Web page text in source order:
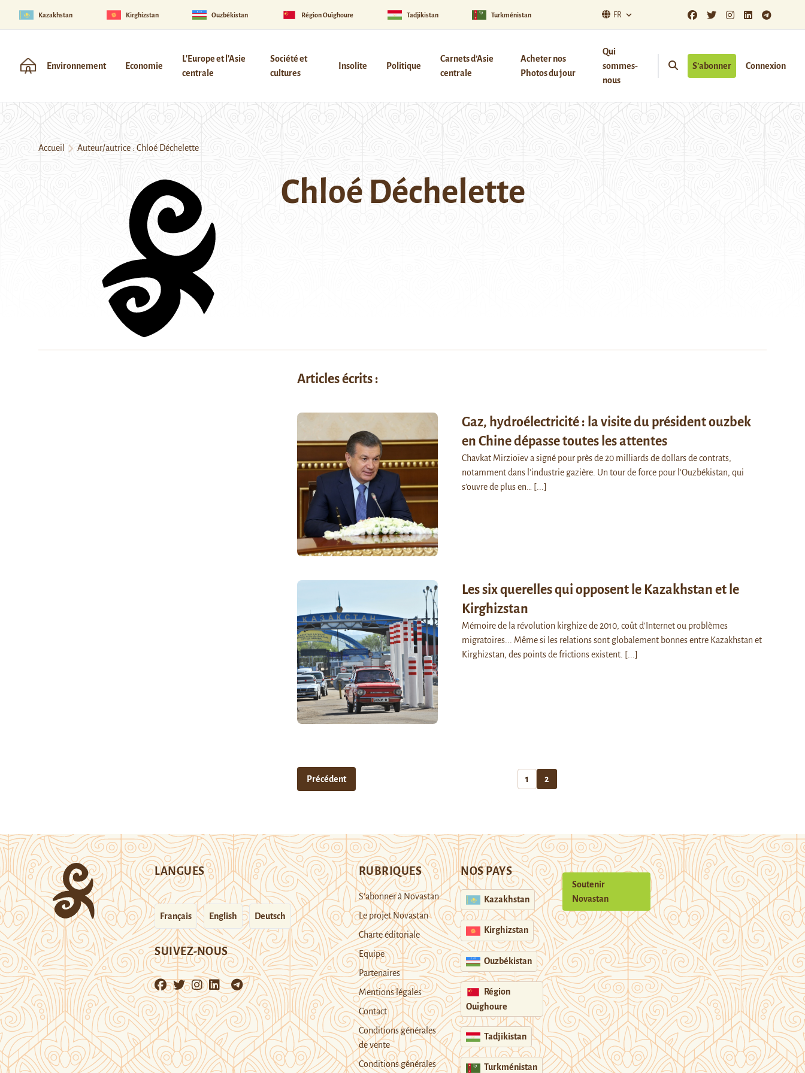
Kazakhstan Kirghizstan Ouzbékistan Région Ouïghoure Tadjikistan Turkménistan FR
Environnement Economie
L'Europe et l'Asie
centrale
Société et
cultures
Insolite Politique
Carnets d’Asie
centrale
Acheter nos
Photos du jour
Qui
sommes-
nous
S’abonner Connexion
Accueil Auteur/autrice : Chloé Déchelette
Chloé Déchelette
Articles écrits :
Gaz, hydroélectricité : la visite du président ouzbek
en Chine dépasse toutes les attentes
Chavkat Mirzioïev a signé pour près de 20 milliards de dollars de contrats,
notamment dans l’industrie gazière. Un tour de force pour l’Ouzbékistan, qui
s’ouvre de plus en…
[...]
Les six querelles qui opposent le Kazakhstan et le
Kirghizstan
Mémoire de la révolution kirghize de 2010, coût d'Internet ou problèmes
migratoires... Même si les relations sont globalement bonnes entre Kazakhstan et
Kirghizstan, des points de frictions existent. [...]
Précédent 1 2
LANGUES
Français English Deutsch
SUIVEZ-NOUS
RUBRIQUES
S’abonner à Novastan
Le projet Novastan
Charte éditoriale
Equipe
Partenaires
Mentions légales
Contact
Conditions générales
de vente
Conditions générales
NOS PAYS
Kazakhstan
Kirghizstan
Ouzbékistan
Région
Ouïghoure
Tadjikistan
Turkménistan
Soutenir
Novastan